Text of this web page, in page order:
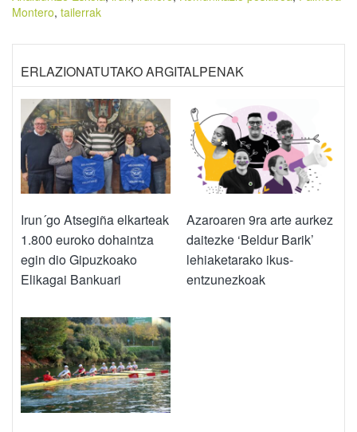
Montero, tailerrak
ERLAZIONATUTAKO ARGITALPENAK
Irun´go Atsegiña elkarteak
1.800 euroko dohaintza
egin dio Gipuzkoako
Elikagai Bankuari
Azaroaren 9ra arte aurkez
daitezke ‘Beldur Barik’
lehiaketarako ikus-
entzunezkoak